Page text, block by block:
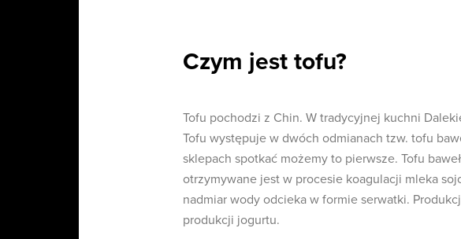
Czym jest tofu?
Tofu pochodzi z Chin. W tradycyjnej kuchni
Tofu występuje w dwóch odmianach tzw. tofu
sklepach spotkać możemy to pierwsze. Tofu
otrzymywane jest w procesie koagulacji mleka
nadmiar wody odcieka w formie serwatki.
produkcji jogurtu.